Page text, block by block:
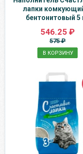
лапки
бентонитовый 5
546.25 ₽
575 ₽
В КОРЗИНУ